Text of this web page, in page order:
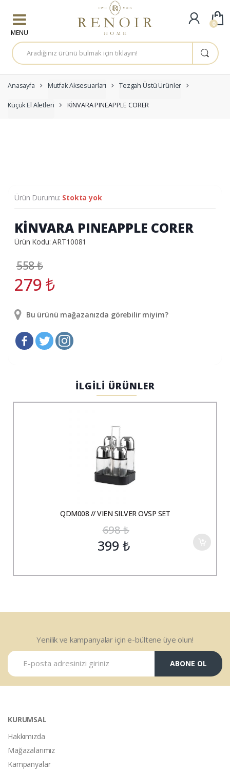
A
r
a
a
:
Anasayfa Mutfak Aksesuarları Tezgah Üstü Ürünler
Küçük El Aletleri KİNVARA PINEAPPLE CORER
Ürün Durumu: Stokta yok
KİNVARA PINEAPPLE CORER
Ürün Kodu: ART10081
558₺
279₺
Bu ürünü mağazanızda görebilir miyim?
İLGİLİ ÜRÜNLER
QDM008 // VIEN SILVER OVSP SET
698₺
399 ₺
Yenilik ve kampanyalar için e-bültene üye olun!
ABONE OL
KURUMSAL
Hakkımızda
Mağazalarımız
Kampanyalar
0